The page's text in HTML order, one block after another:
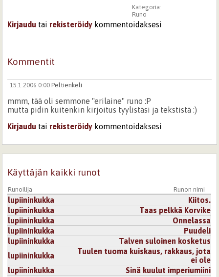
Kategoria:
Runo
Kirjaudu tai rekisteröidy kommentoidaksesi
Kommentit
15.1.2006 0:00 Peltienkeli
mmm, tää oli semmone "erilaine" runo :P
mutta pidin kuitenkin kirjoitus tyylistäsi ja tekstistä :)
Kirjaudu tai rekisteröidy kommentoidaksesi
Käyttäjän kaikki runot
Runoilija Runon nimi
lupiininkukka
Kiitos.
lupiininkukka
Taas pelkkä Korvike
lupiininkukka
Onnelassa
lupiininkukka
Puudeli
lupiininkukka
Talven suloinen kosketus
lupiininkukka
Tuulen tuoma kuiskaus, rakkaus, jota
ei ole
lupiininkukka
Sinä kuulut imperiumiini